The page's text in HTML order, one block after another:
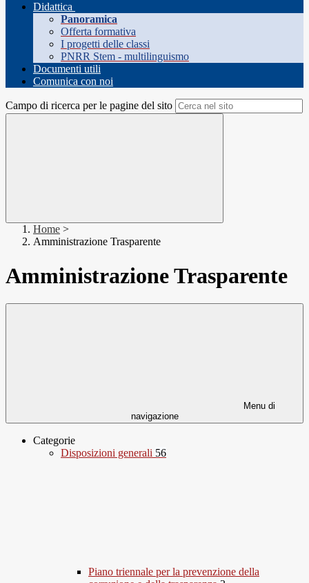
Didattica
Panoramica
Offerta formativa
I progetti delle classi
PNRR Stem - multilinguismo
Documenti utili
Comunica con noi
Campo di ricerca per le pagine del sito
Home >
Amministrazione Trasparente
Amministrazione Trasparente
Menu di
navigazione
Categorie
Disposizioni generali 56
Piano triennale per la prevenzione della